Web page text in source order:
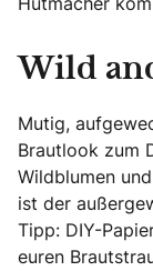
Wild
Mutig,
Brautlook zum
Wildblumen
ist der
Tipp: DIY-
euren